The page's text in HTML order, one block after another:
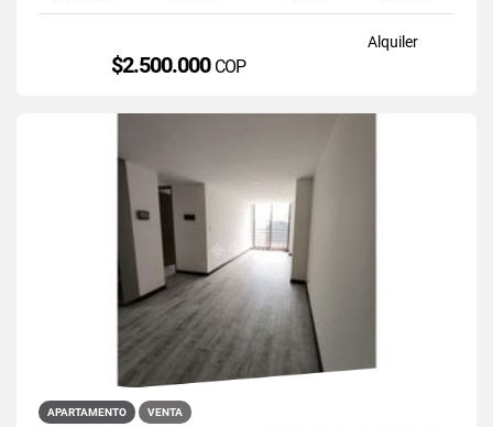
Alquiler
$2.500.000 COP
APARTAMENTO VENTA